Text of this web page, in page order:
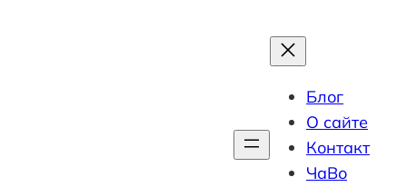
Блог
О сайте
Контакт
ЧаВо